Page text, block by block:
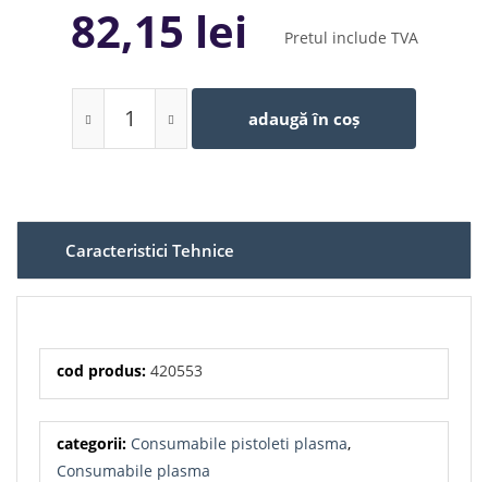
82,15 lei Pretul include TVA
adaugă în coș
Caracteristici Tehnice
cod produs: 420553
categorii: Consumabile pistoleti plasma,
Consumabile plasma